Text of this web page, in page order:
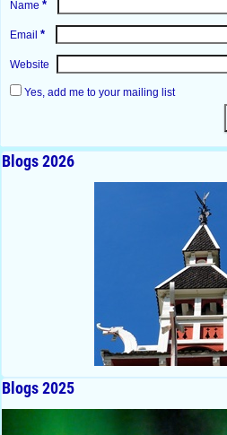
Name *
Email *
Website
Yes, add me to your mailing list
Blogs 2026
Blogs 2025